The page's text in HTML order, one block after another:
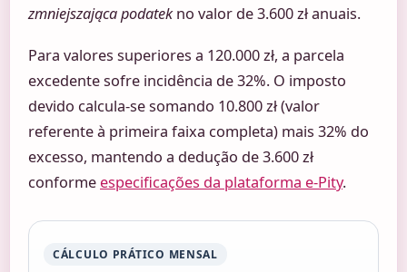
zmniejszająca podatekno valor de 3.600 zł anuais.
Para valores superiores a 120.000 zł, a parcela
excedente sofre incidência de 32%. O imposto
devido calcula-se somando 10.800 zł (valor
referente à primeira faixa completa) mais 32% do
excesso, mantendo a dedução de 3.600 zł
conforme especificações da plataforma e-Pity.
CÁLCULO PRÁTICO MENSAL